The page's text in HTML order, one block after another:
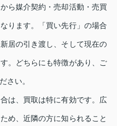
ら媒介契約・売却活動・売買
ります。「買い先行」の場合
居の引き渡し、そして現在の
。どちらにも特徴があり、ご
さい。
は、買取は特に有効です。広
め、近隣の方に知られること